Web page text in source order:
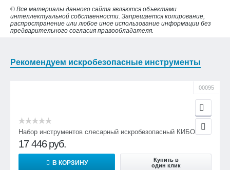
© Все материалы данного сайта являются объектами
интеллектуальной собственности. Запрещается копирование,
распространение или любое иное использование информации без
предварительного согласия правообладателя.
Рекомендуем искробезопасные инструменты
00095
Набор инструментов слесарный искробезопасный КИБО-18
17 446 руб.
В КОРЗИНУ
Купить в
один клик